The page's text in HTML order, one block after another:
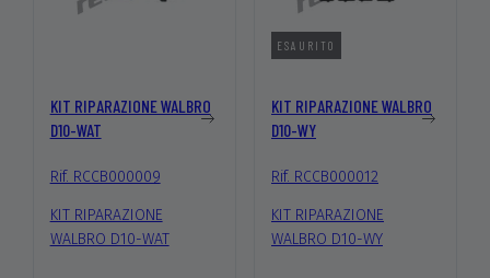
KIT RIPARAZIONE WALBRO
D10-WAT
Rif. RCCB000009
KIT RIPARAZIONE
WALBRO D10-WAT
ESAURITO
KIT RIPARAZIONE WALBRO
D10-WY
Rif. RCCB000012
KIT RIPARAZIONE
WALBRO D10-WY